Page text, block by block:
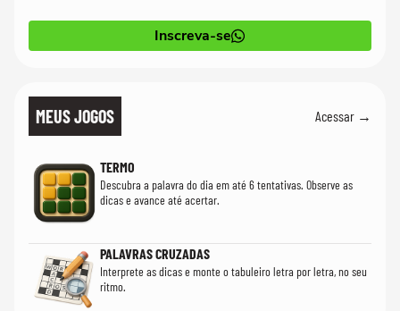
Inscreva-se
MEUS JOGOS Acessar →
TERMO
Descubra a palavra do dia em até 6 tentativas. Observe as
dicas e avance até acertar.
PALAVRAS CRUZADAS
Interprete as dicas e monte o tabuleiro letra por letra, no seu
ritmo.